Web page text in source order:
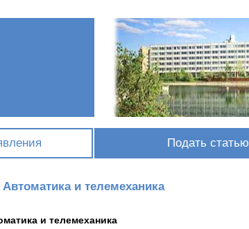
Подать статью
и телемеханика
и телемеханика